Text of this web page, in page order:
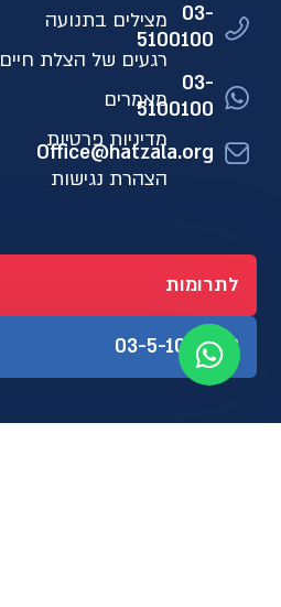
03-
5100100
03-
5100100
Office@hatzala.org
מצילים בתנועה
רגעים של הצלת חיים
מאמרים
מדיניות פרטיות
הצהרת נגישות
לתרומות
03-5-100-100